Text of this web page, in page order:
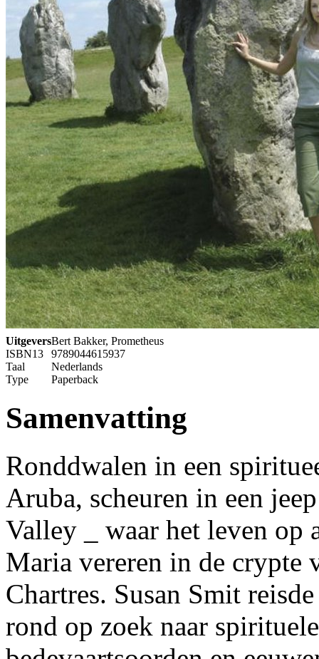
UitgeversBert Bakker, Prometheus
ISBN13
9789044615937
Taal
Nederlands
Type
Paperback
Samenvatting
Ronddwalen in een
Aruba, scheuren in een
Valley _ waar het leven op
Maria vereren in de crypte
Chartres. Susan Smit
rond op zoek naar